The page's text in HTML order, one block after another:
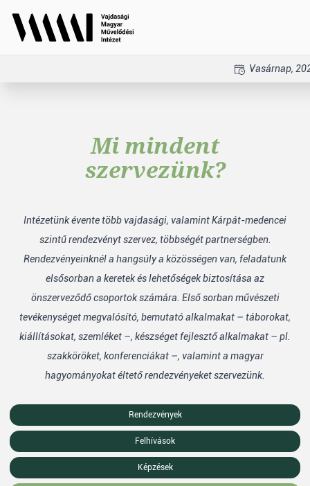
Vasárnap,
Mi mindent
szervezünk?
Intézetünk évente több vajdasági, valamint Kárpát-medencei
szintű rendezvényt szervez, többségét partnerségben.
Rendezvényeinknél a hangsúly a közösségen van, feladatunk
elsősorban a keretek és lehetőségek biztosítása az
önszerveződő csoportok számára. Első sorban művészeti
tevékenységet megvalósító, bemutató alkalmakat – táborokat,
kiállításokat, szemléket –, készséget fejlesztő alkalmakat – pl.
szakköröket, konferenciákat –, valamint a magyar
hagyományokat éltető rendezvényeket szervezünk.
Rendezvények
Felhívások
Képzések